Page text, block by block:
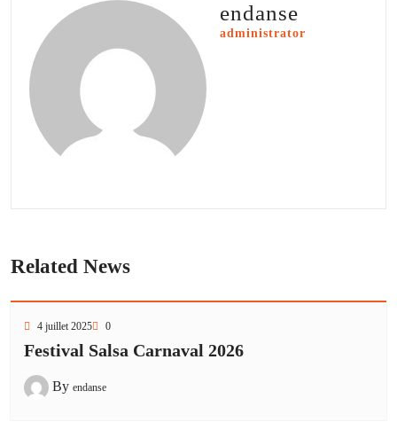
endanse
administrator
Related News
4 juillet 2025 0
Festival Salsa Carnaval 2026
By endanse